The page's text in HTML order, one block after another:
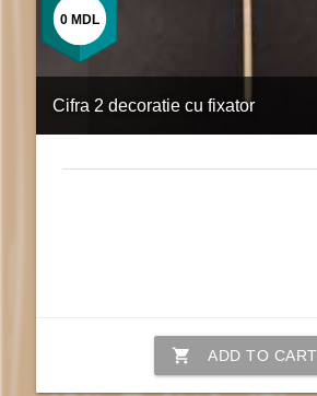
Cifra 2 decoratie cu fixator
0 MDL
shopping_cart ADD TO CART